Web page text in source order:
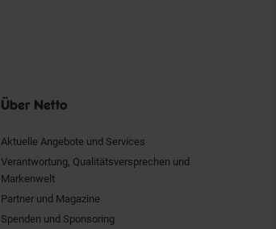
Über Netto
Aktuelle Angebote und Services
Verantwortung, Qualitätsversprechen und
Markenwelt
Partner und Magazine
Spenden und Sponsoring